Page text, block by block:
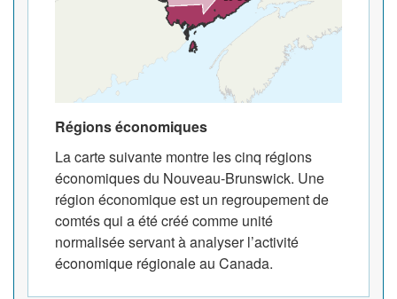
Régions économiques
La carte suivante montre les cinq régions
économiques du Nouveau-Brunswick. Une
région économique est un regroupement de
comtés qui a été créé comme unité
normalisée servant à analyser l’activité
économique régionale au Canada.